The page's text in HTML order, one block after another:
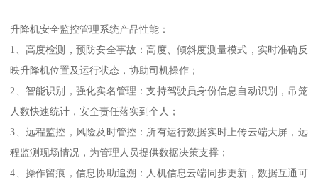
升降机安全监控管理系统产品性能：
1、高度检测，预防安全事故：高度、倾斜度测量模式，实时准确反
映升降机位置及运行状态，协助司机操作；
2、智能识别，强化实名管理：支持驾驶员身份信息自动识别，吊笼
人数快速统计，安全责任落实到个人；
3、远程监控，风险及时管控：所有运行数据实时上传云端大屏，远
程监测现场情况，为管理人员提供数据决策支撑；
4、操作留痕，信息协助追溯：人机信息云端同步更新，数据互通可